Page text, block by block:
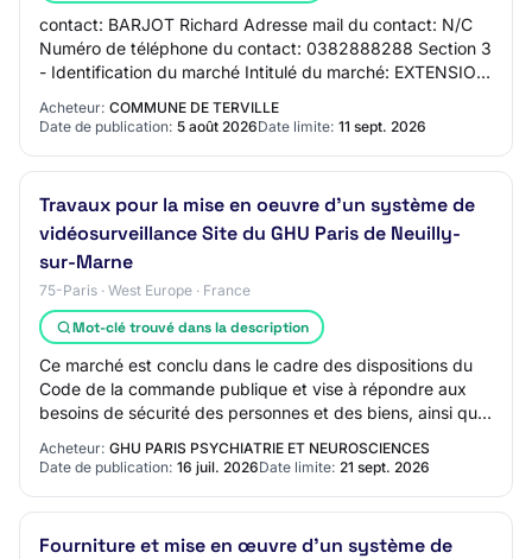
contact: BARJOT Richard Adresse mail du contact: N/C
Numéro de téléphone du contact: 0382888288 Section 3
- Identification du marché Intitulé du marché: EXTENSION
Acheteur: COMMUNE DE TERVILLE
Date de publication: 5 août 2026Date limite: 11 sept. 2026
Travaux pour la mise en oeuvre d'un système de
vidéosurveillance Site du GHU Paris de Neuilly-
sur-Marne
75-Paris · West Europe · France
Mot-clé trouvé dans la description
Ce marché est conclu dans le cadre des dispositions du
Code de la commande publique et vise à répondre aux
besoins de sécurité des personnes et des biens, ainsi qu'à
Acheteur: GHU PARIS PSYCHIATRIE ET NEUROSCIENCES
Date de publication: 16 juil. 2026Date limite: 21 sept. 2026
Fourniture et mise en œuvre d'un système de